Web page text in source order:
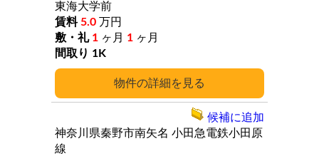
詳細
東海大学前
5.0 万円
1 ヶ月 1 ヶ月
1K
神奈川県秦野市南矢名 小田急電鉄小田原
線
候補に追加